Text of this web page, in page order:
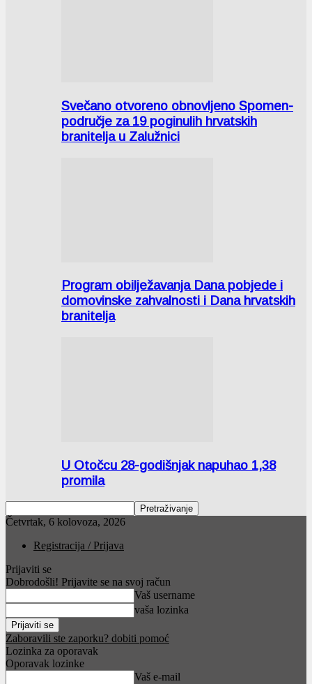
Svečano otvoreno obnovljeno Spomen-
područje za 19 poginulih hrvatskih
branitelja u Zalužnici
Program obilježavanja Dana pobjede i
domovinske zahvalnosti i Dana hrvatskih
branitelja
U Otočcu 28-godišnjak napuhao 1,38
promila
Četvrtak, 6 kolovoza, 2026
Registracija / Prijava
Prijaviti se
Dobrodošli! Prijavite se na svoj račun
Vaš username
vaša lozinka
Zaboravili ste zaporku? dobiti pomoć
Lozinka za oporavak
Oporavak lozinke
Vaš e-mail